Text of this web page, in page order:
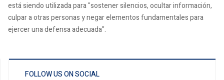
está siendo utilizada para "sostener silencios, ocultar información,
culpar a otras personas y negar elementos fundamentales para
ejercer una defensa adecuada".
FOLLOW US ON SOCIAL